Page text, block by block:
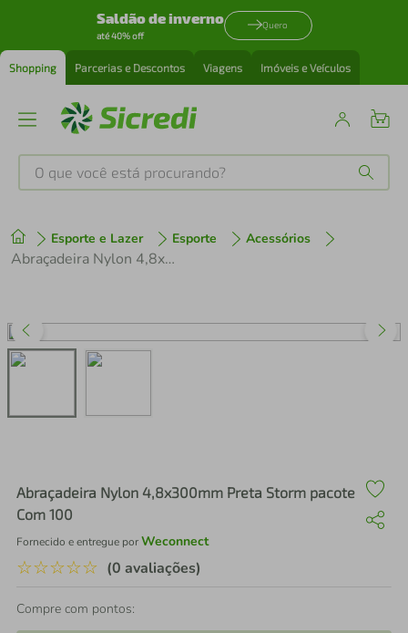
Saldão de inverno
até 40% off
Quero
Shopping Parcerias e Descontos Viagens Imóveis e Veículos
O que você está procurando?
Esporte e Lazer Esporte Acessórios
Abraçadeira Nylon 4,8x300mm Preta Storm pacote Com 100
Abraçadeira Nylon 4,8x300mm Preta Storm pacote
Com 100
Fornecido e entregue porWeconnect
☆☆☆☆☆ (0 avaliações)
Compre com pontos:
1º tenis
perfume